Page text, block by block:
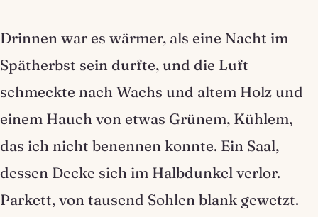
Drinnen war es wärmer, als eine Nacht im
Spätherbst sein durfte, und die Luft
schmeckte nach Wachs und altem Holz und
einem Hauch von etwas Grünem, Kühlem,
das ich nicht benennen konnte. Ein Saal,
dessen Decke sich im Halbdunkel verlor.
Parkett, von tausend Sohlen blank gewetzt.